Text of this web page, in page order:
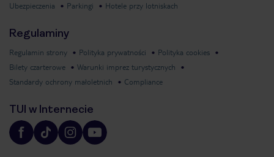
Ubezpieczenia
Parkingi Hotele przy lotniskach
Regulaminy
Regulamin strony Polityka prywatności
Polityka cookies
Bilety czarterowe
Warunki imprez turystycznych
Standardy ochrony małoletnich
Compliance
TUI w Internecie